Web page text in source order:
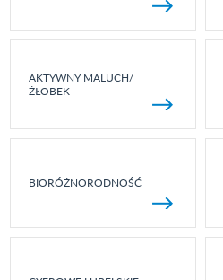
AKTYWNY MALUCH/
ŻŁOBEK
BIORÓŻNORODNOŚĆ